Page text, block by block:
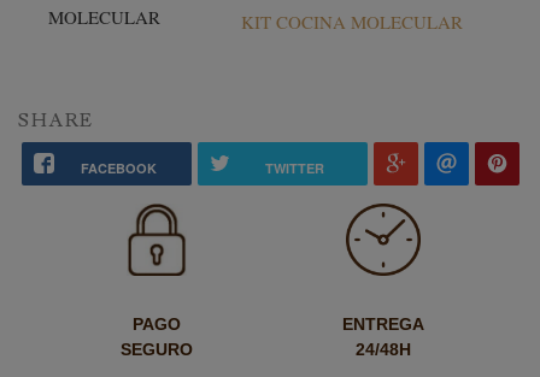
KIT COCINA MOLECULAR
SHARE
FACEBOOK TWITTER
PAGO
SEGURO
ENTREGA
24/48H